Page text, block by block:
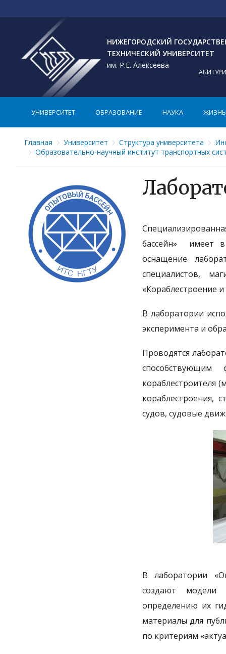
НИЖЕГОРОДСКИЙ
ТЕХНИЧЕСКИЙ УНИВЕРСИТЕТ
им. Р.Е. Алексеева
УНИВЕРСИТЕТ ОБРАЗОВАНИЕ НАУКА ЖИЗНЬ
Главная Университет Структура университета
Образовательно-научный институт транспортных
бассейн» имеет в
оснащение
специалистов,
«Кораблестроение
В лаборатории
эксперимента и
Проводятся
способствующим
кораблестроителя
кораблестроения,
судов, судовые
В лаборатории
создают модели
определению их
материалы для
по критериям